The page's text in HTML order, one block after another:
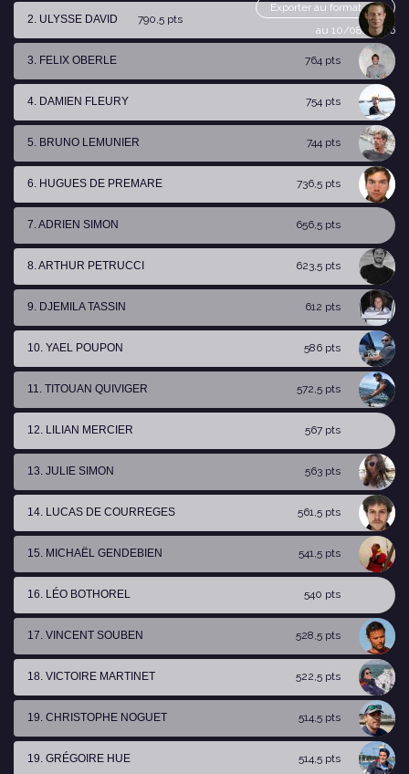
Exporter au format csv
au 10/08/2026
2. ULYSSE DAVID 790,5 pts
3. FELIX OBERLE 764 pts
4. DAMIEN FLEURY 754 pts
5. BRUNO LEMUNIER 744 pts
6. HUGUES DE PREMARE 736,5 pts
7. ADRIEN SIMON 656,5 pts
8. ARTHUR PETRUCCI 623,5 pts
9. DJEMILA TASSIN 612 pts
10. YAEL POUPON 586 pts
11. TITOUAN QUIVIGER 572,5 pts
12. LILIAN MERCIER 567 pts
13. JULIE SIMON 563 pts
14. LUCAS DE COURREGES 561,5 pts
15. MICHAËL GENDEBIEN 541,5 pts
16. LÉO BOTHOREL 540 pts
17. VINCENT SOUBEN 528,5 pts
18. VICTOIRE MARTINET 522,5 pts
19. CHRISTOPHE NOGUET 514,5 pts
19. GRÉGOIRE HUE 514,5 pts